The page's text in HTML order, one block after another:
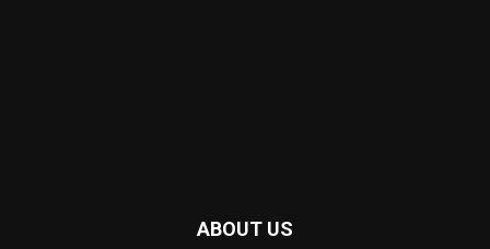
ABOUT US